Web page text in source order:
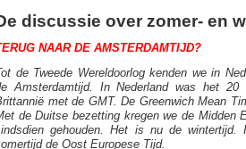
discussie over zomer- en
NAAR DE AMSTERDAMTIJD?
de Tweede Wereldoorlog kenden we in
Amsterdamtijd. In Nederland was het
met de GMT. De Greenwich Mean
de Duitse bezetting kregen we de Midden
gehouden. Het is nu de wintertijd.
de Oost Europese Tijd.